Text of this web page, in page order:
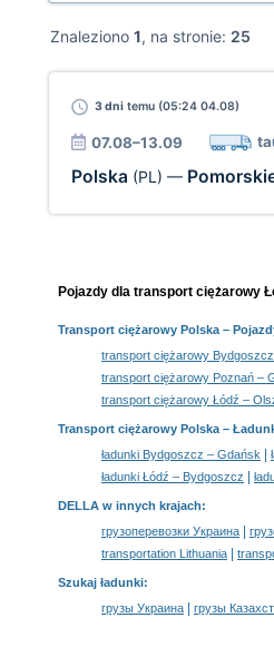
Znaleziono 1, na stronie: 25
3 dnitemu (05:24 04.08)
07.08–13.09
Polska (PL) —
Pojazdy dla transport ciężarowy
Transport ciężarowy Polska –
transport ciężarowy
transport ciężarowy Poznań –
transport ciężarowy Łódź –
Transport ciężarowy Polska –
ładunki Bydgoszcz – Gdańsk
ładunki Łódź – Bydgoszcz
DELLA w innych krajach:
грузоперевозки Украина
transportation Lithuania
Szukaj ładunki:
грузы Украина
грузы